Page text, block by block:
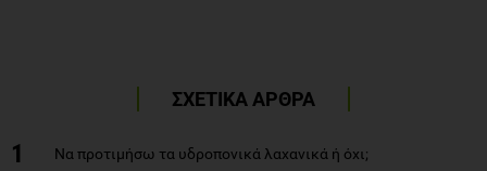
ΣΧΕΤΙΚΑ ΑΡΘΡΑ
1 Να προτιμήσω τα υδροπονικά λαχανικά ή όχι;